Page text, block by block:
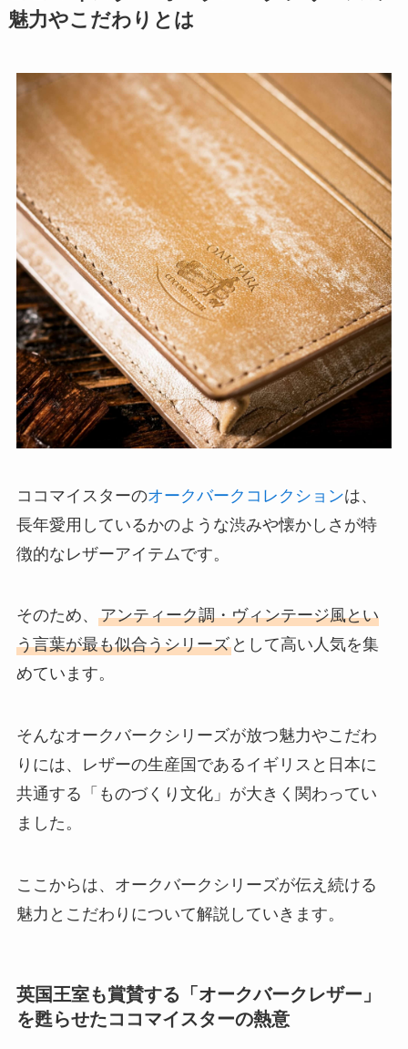
魅力やこだわりとは
ココマイスターのオークバークコレクションは、
長年愛用しているかのような渋みや懐かしさが特
徴的なレザーアイテムです。
そのため、 アンティーク調・ヴィンテージ風とい
う言葉が最も似合うシリーズとして高い人気を集
めています。
そんなオークバークシリーズが放つ魅力やこだわ
りには、レザーの生産国であるイギリスと日本に
共通する「ものづくり文化」が大きく関わってい
ました。
ここからは、オークバークシリーズが伝え続ける
魅力とこだわりについて解説していきます。
英国王室も賞賛する「オークバークレザー」
を甦らせたココマイスターの熱意